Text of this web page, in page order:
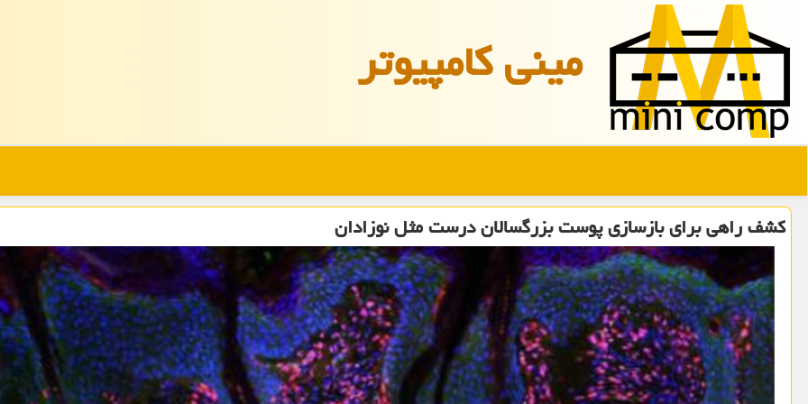
مینی كامپیوتر
كشف راهی برای بازسازی پوست بزرگسالان درست مثل نوزادان